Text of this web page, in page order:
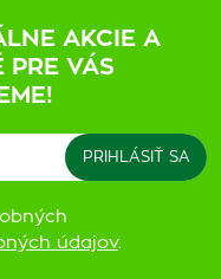
AKCIE A
PRE VÁS
údajov.